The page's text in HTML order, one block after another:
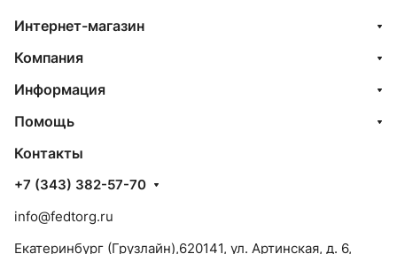
Интернет-магазин
Компания
Информация
Помощь
Контакты
+7 (343) 382-57-70
info@fedtorg.ru
Екатеринбург (Грузлайн),620141, ул. Артинская, д. 6,